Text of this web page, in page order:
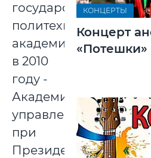
государственную
политехническую
академию,
в 2010
году -
Академию
управления
при
Президенте
КОНЦЕРТЫ
Концерт
«Потешки»